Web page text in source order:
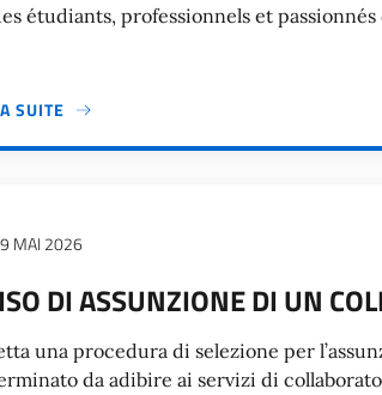
étudiants, professionnels et
SUITE
MAI 2026
DI ASSUNZIONE DI UN
una procedura di selezione per
da adibire ai servizi di